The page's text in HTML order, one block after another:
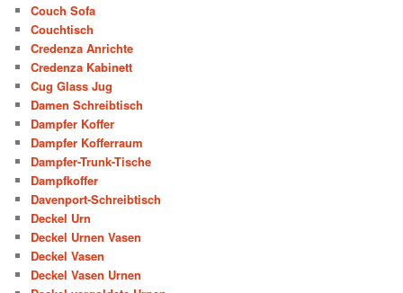
Couch Sofa
Couchtisch
Credenza Anrichte
Credenza Kabinett
Cug Glass Jug
Damen Schreibtisch
Dampfer Koffer
Dampfer Kofferraum
Dampfer-Trunk-Tische
Dampfkoffer
Davenport-Schreibtisch
Deckel Urn
Deckel Urnen Vasen
Deckel Vasen
Deckel Vasen Urnen